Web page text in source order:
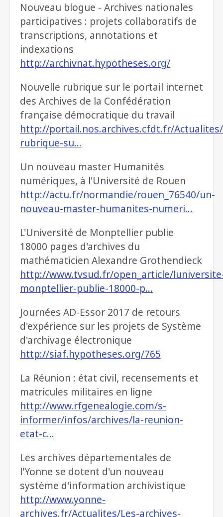
Nouveau blogue - Archives nationales
participatives : projets collaboratifs de
transcriptions, annotations et
indexations
http://archivnat.hypotheses.org/
Nouvelle rubrique sur le portail internet
des Archives de la Confédération
française démocratique du travail
http://portail.nos.archives.cfdt.fr/
rubrique-su…
Un nouveau master Humanités
numériques, à l'Université de Rouen
http://actu.fr/normandie/rouen_76540/un-
nouveau-master-humanites-numeri…
L'Université de Monptellier publie
18000 pages d'archives du
mathématicien Alexandre Grothendieck
http://www.tvsud.fr/open_article/
monptellier-publie-18000-p…
Journées AD-Essor 2017 de retours
d'expérience sur les projets de Système
d'archivage électronique
http://siaf.hypotheses.org/765
La Réunion : état civil, recensements et
matricules militaires en ligne
http://www.rfgenealogie.com/s-
informer/infos/archives/la-reunion-
etat-c…
Les archives départementales de
l'Yonne se dotent d'un nouveau
système d'information archivistique
http://www.yonne-
archives.fr/Actualites/Les-archives-